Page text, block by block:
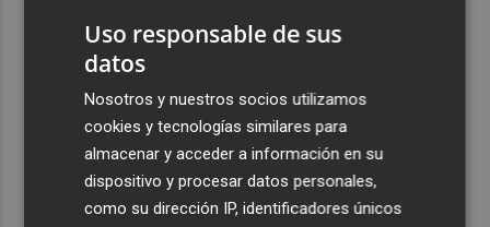
Uso responsable de sus
datos
Nosotros y nuestros socios utilizamos
cookies y tecnologías similares para
almacenar y acceder a información en su
dispositivo y procesar datos personales,
como su dirección IP, identificadores únicos